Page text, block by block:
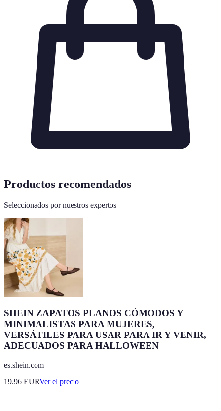
Productos recomendados
Seleccionados por nuestros expertos
SHEIN ZAPATOS PLANOS CÓMODOS Y
MINIMALISTAS PARA MUJERES,
VERSÁTILES PARA USAR PARA IR Y VENIR,
ADECUADOS PARA HALLOWEEN
es.shein.com
19.96 EURVer el precio